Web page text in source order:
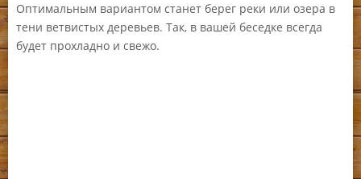
Оптимальным вариантом станет берег реки или озера в
тени ветвистых деревьев. Так, в вашей беседке всегда
будет прохладно и свежо.